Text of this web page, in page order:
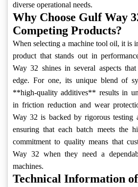
diverse operational needs.
Why Choose Gulf Way
Competing Products?
When selecting a machine tool oil, it is
product that stands out in
Way 32 shines in several aspects
edge. For one, its unique blend of
**high-quality additives** results in
in friction reduction and wear
Way 32 is backed by rigorous testing
ensuring that each batch meets the
commitment to quality means that
Way 32 when they need a
machines.
Technical Information